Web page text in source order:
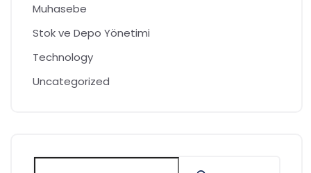
Muhasebe
Stok ve Depo Yönetimi
Technology
Uncategorized